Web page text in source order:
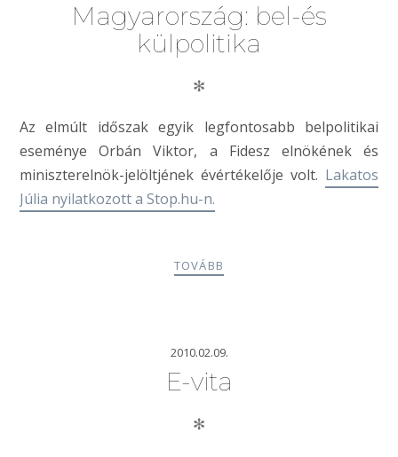
Magyarország: bel-és
külpolitika
✻
Az elmúlt időszak egyik legfontosabb belpolitikai
eseménye Orbán Viktor, a Fidesz elnökének és
miniszterelnök-jelöltjének évértékelője volt. Lakatos
Júlia nyilatkozott a Stop.hu-n.
TOVÁBB
2010.02.09.
E-vita
✻